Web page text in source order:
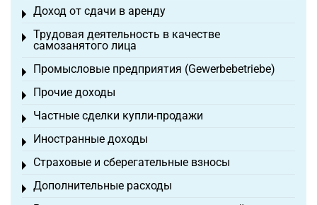
Доход от сдачи в аренду
Toggle menu
Трудовая деятельность в качестве
самозанятого лица
Toggle menu
Промысловые предприятия (Gewerbebetriebe)
Toggle menu
Прочие доходы
Toggle menu
Частные сделки купли-продажи
Toggle menu
Иностранные доходы
Toggle menu
Страховые и сберегательные взносы
Toggle menu
Дополнительные расходы
Toggle menu